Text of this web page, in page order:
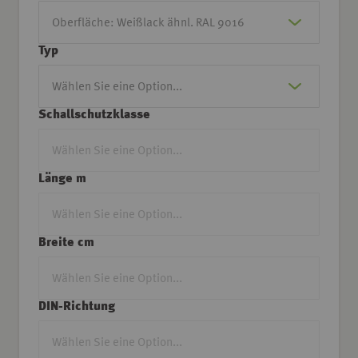
Typ
Schallschutzklasse
Länge m
Breite cm
DIN-Richtung